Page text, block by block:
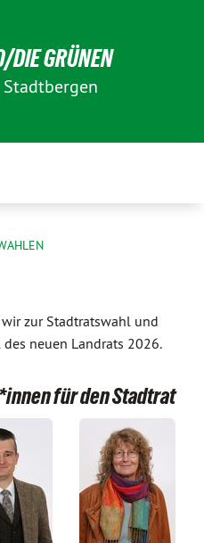
DIE GRÜNEN
zur Stadtratswahl und
neuen Landrats 2026.
für den Stadtrat